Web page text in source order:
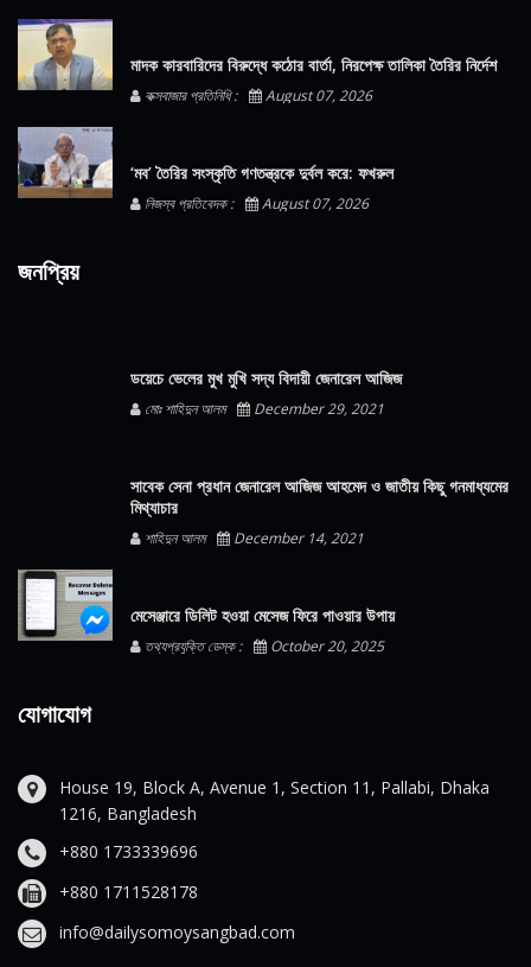
মাদক কারবারিদের বিরুদ্ধে কঠোর বার্তা, নিরপেক্ষ তালিকা তৈরির নির্দেশ
কক্সবাজার প্রতিনিধি : August 07, 2026
‘মব’ তৈরির সংস্কৃতি গণতন্ত্রকে দুর্বল করে: ফখরুল
নিজস্ব প্রতিবেদক : August 07, 2026
জনপ্রিয়
ডয়েচে ভেলের মুখ মুখি সদ্য বিদায়ী জেনারেল আজিজ
মোঃ শাহিদুন আলম December 29, 2021
সাবেক সেনা প্রধান জেনারেল আজিজ আহমেদ ও জাতীয় কিছু গনমাধ্যমের
মিথ্যাচার
শাহিদুন আলম December 14, 2021
মেসেঞ্জারে ডিলিট হওয়া মেসেজ ফিরে পাওয়ার উপায়
তথ্যপ্রযুক্তি ডেস্ক : October 20, 2025
যোগাযোগ
House 19, Block A, Avenue 1, Section 11, Pallabi, Dhaka
1216, Bangladesh
+880 1733339696
+880 1711528178
info@dailysomoysangbad.com